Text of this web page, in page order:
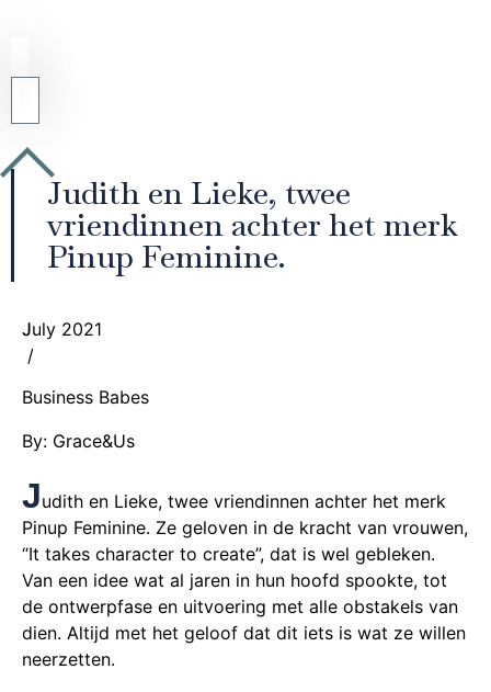
Judith en Lieke, twee
vriendinnen achter het merk
Pinup Feminine.
July 2021
/
Business Babes
By: Grace&Us
J
Judith en Lieke, twee vriendinnen achter het merk
Pinup Feminine. Ze geloven in de kracht van vrouwen,
“It takes character to create”, dat is wel gebleken.
Van een idee wat al jaren in hun hoofd spookte, tot
de ontwerpfase en uitvoering met alle obstakels van
dien. Altijd met het geloof dat dit iets is wat ze willen
neerzetten.